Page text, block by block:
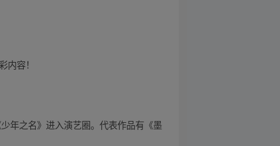
容！
年之名》进入演艺圈。代表作品有《墨